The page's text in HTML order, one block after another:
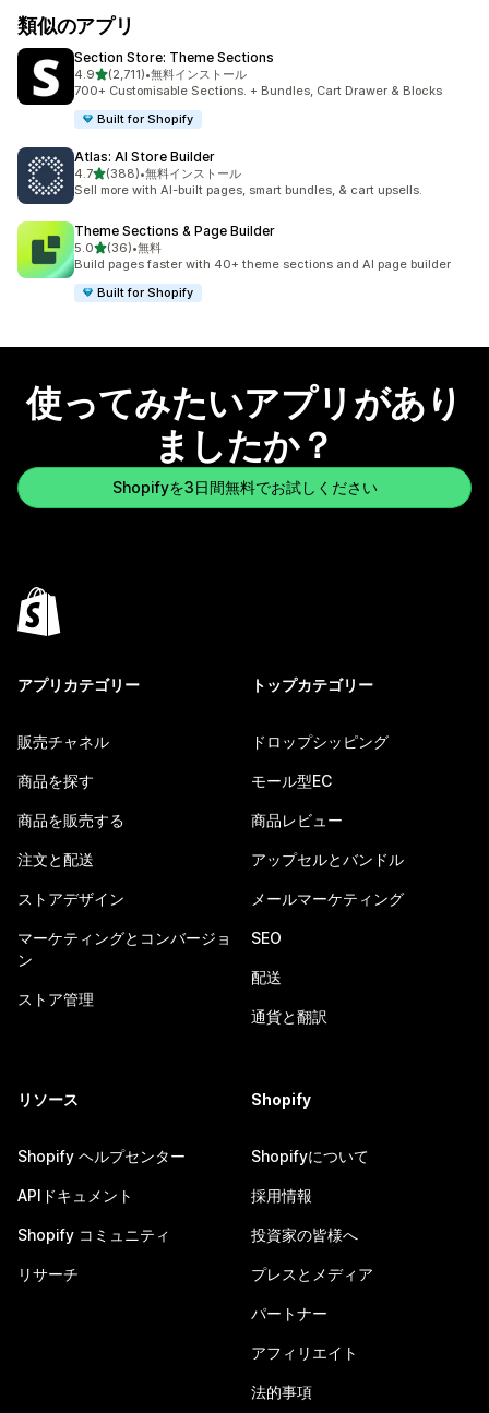
類似のアプリ
Section Store: Theme Sections
4.95つ星中
(2,711)
合計レビュー数：2711件
•無料インストール
700+ Customisable Sections. + Bundles, Cart Drawer & Blocks
Built for Shopify
Atlas: AI Store Builder
4.75つ星中
(388)
合計レビュー数：388件
•無料インストール
Sell more with AI-built pages, smart bundles, & cart upsells.
Theme Sections & Page Builder
5.05つ星中
(36)
合計レビュー数：36件
•無料
Build pages faster with 40+ theme sections and AI page builder
Built for Shopify
使ってみたいアプリがあり
ましたか？
Shopifyを3日間無料でお試しください
アプリカテゴリー
販売チャネル
商品を探す
商品を販売する
注文と配送
ストアデザイン
マーケティングとコンバージョ
ン
ストア管理
トップカテゴリー
ドロップシッピング
モール型EC
商品レビュー
アップセルとバンドル
メールマーケティング
SEO
配送
通貨と翻訳
リソース
Shopify ヘルプセンター
APIドキュメント
Shopify コミュニティ
リサーチ
Shopify
Shopifyについて
採用情報
投資家の皆様へ
プレスとメディア
パートナー
アフィリエイト
法的事項